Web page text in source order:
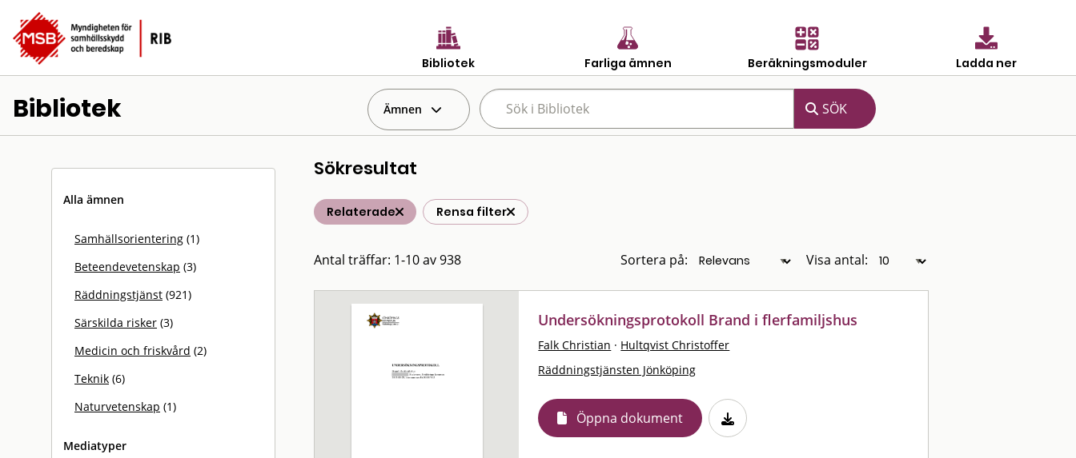
Bibliotek Farliga ämnen Beräkningsmoduler Ladda ner
Bibliotek Ämnen
Alla ämnen
Samhällsorientering (1)
Beteendevetenskap (3)
Räddningstjänst (921)
Särskilda risker (3)
Medicin och friskvård (2)
Teknik (6)
Naturvetenskap (1)
Mediatyper
Sökresultat
Relaterade Rensa filter
Antal träffar: 1-10 av 938 Sortera på: Visa antal:
Undersökningsprotokoll Brand i flerfamiljshus
Falk Christian · Hultqvist Christoffer
Räddningstjänsten Jönköping
Öppna dokument